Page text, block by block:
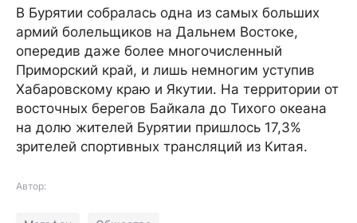
В Бурятии собралась одна из самых больших
армий болельщиков на Дальнем Востоке,
опередив даже более многочисленный
Приморский край, и лишь немногим уступив
Хабаровскому краю и Якутии. На территории от
восточных берегов Байкала до Тихого океана
на долю жителей Бурятии пришлось 17,3%
зрителей спортивных трансляций из Китая.
Автор: